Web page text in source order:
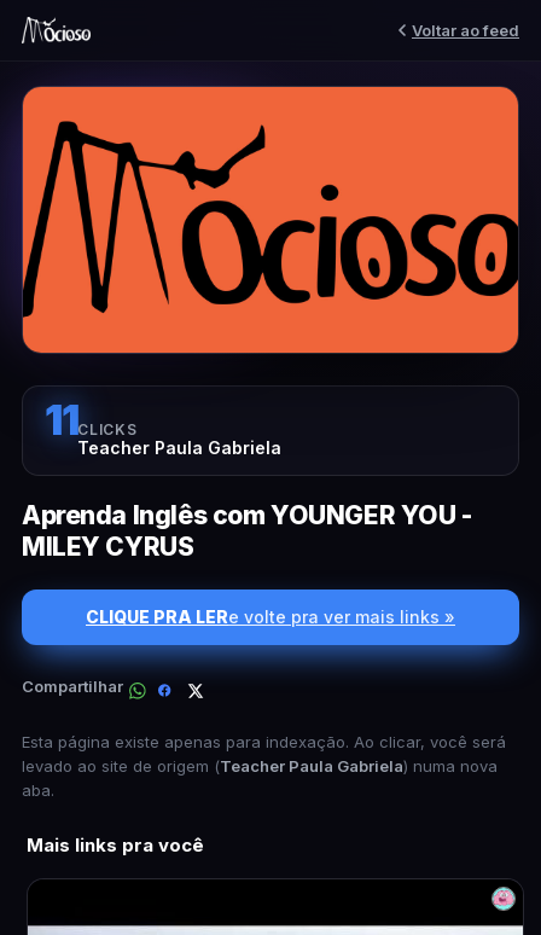
Voltar ao feed
11CLICKS
Teacher Paula Gabriela
Aprenda Inglês com YOUNGER YOU -
MILEY CYRUS
CLIQUE PRA LERe volte pra ver mais links »
Compartilhar
Esta página existe apenas para indexação. Ao clicar, você será
levado ao site de origem (Teacher Paula Gabriela) numa nova
aba.
Mais links pra você